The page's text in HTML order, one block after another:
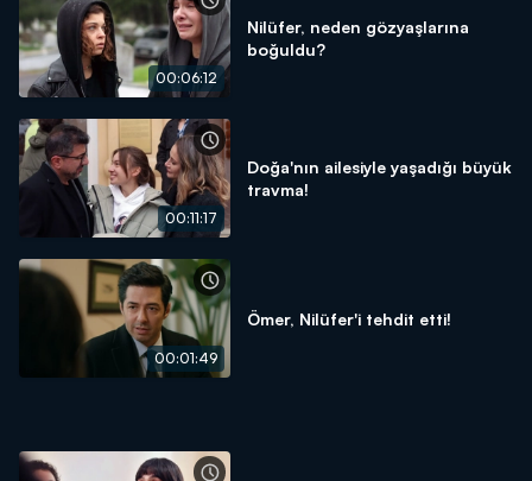
00:06:12
Nilüfer, neden gözyaşlarına
boğuldu?
00:11:17
Doğa'nın ailesiyle yaşadığı büyük
travma!
00:01:49
Ömer, Nilüfer'i tehdit etti!